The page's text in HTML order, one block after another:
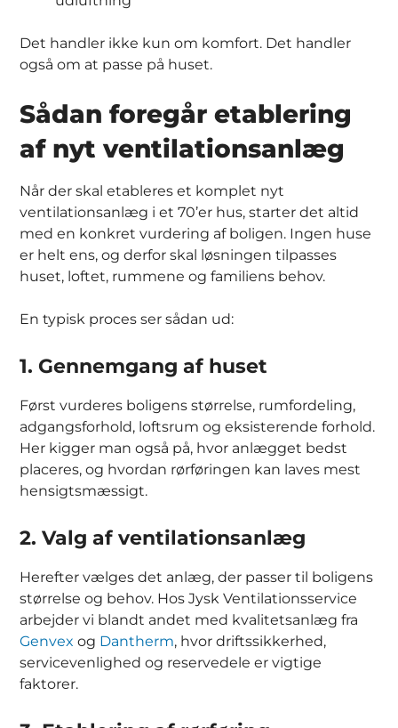
Det handler ikke kun om komfort. Det handler
også om at passe på huset.
Sådan foregår etablering
af nyt ventilationsanlæg
Når der skal etableres et komplet nyt
ventilationsanlæg i et 70’er hus, starter det altid
med en konkret vurdering af boligen. Ingen huse
er helt ens, og derfor skal løsningen tilpasses
huset, loftet, rummene og familiens behov.
En typisk proces ser sådan ud:
1. Gennemgang af huset
Først vurderes boligens størrelse, rumfordeling,
adgangsforhold, loftsrum og eksisterende forhold.
Her kigger man også på, hvor anlægget bedst
placeres, og hvordan rørføringen kan laves mest
hensigtsmæssigt.
2. Valg af ventilationsanlæg
Herefter vælges det anlæg, der passer til boligens
størrelse og behov. Hos Jysk Ventilationsservice
arbejder vi blandt andet med kvalitetsanlæg fra
Genvex og Dantherm, hvor driftssikkerhed,
servicevenlighed og reservedele er vigtige
faktorer.